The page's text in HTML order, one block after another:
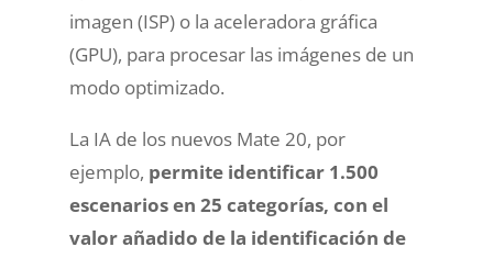
imagen (ISP) o la aceleradora gráfica
(GPU), para procesar las imágenes de un
modo optimizado.
La IA de los nuevos Mate 20, por
ejemplo, permite identificar 1.500
escenarios en 25 categorías, con el
valor añadido de la identificación de